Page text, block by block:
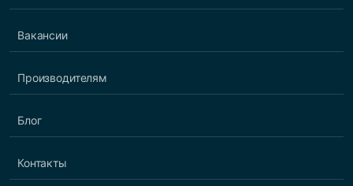
Вакансии
Производителям
Блог
Контакты